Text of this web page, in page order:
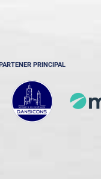
PRINCIPAL